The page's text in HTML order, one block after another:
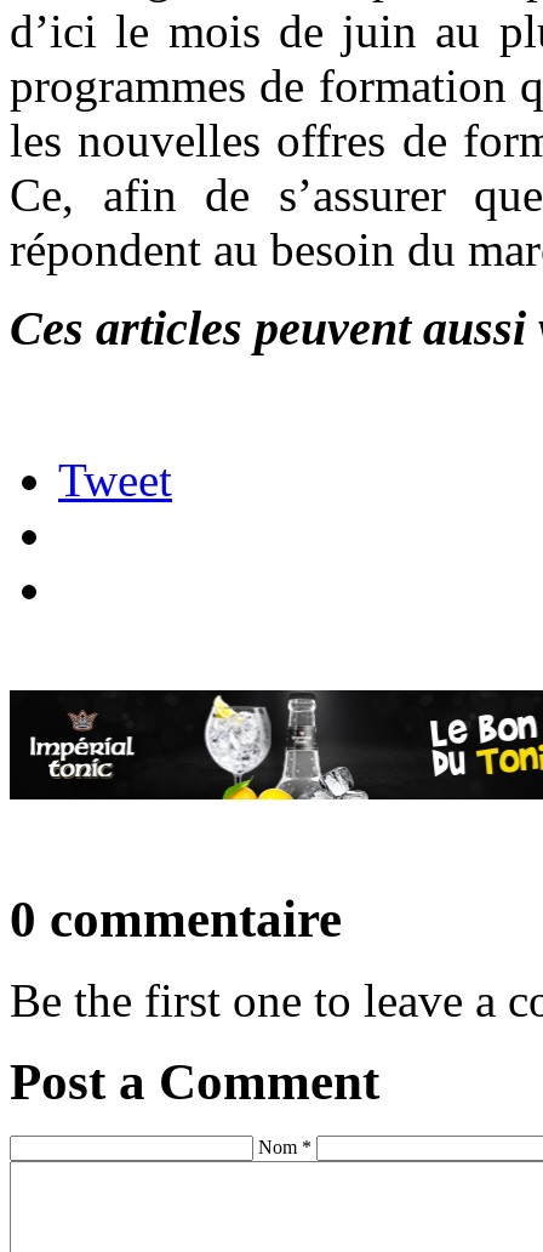
d’ici le mois de juin au
programmes de formation
les nouvelles offres de
Ce, afin de s’assurer
répondent au besoin du
Ces articles peuvent
Tweet
0 commentaire
Be the first one to leave a
Post a Comment
Nom *